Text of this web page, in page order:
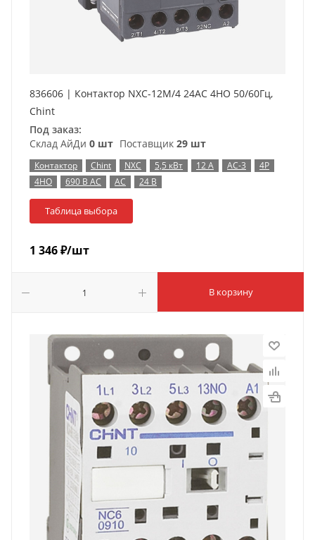
836606 | Контактор NXC-12M/4 24AC 4НO 50/60Гц,
Chint
Под заказ:
Склад АйДи 0 шт Поставщик 29 шт
Контактор Chint NXC 5,5 кВт 12 А AC-3
4P
4НО
690 В AC AC 24 В
Таблица выбора
1 346₽/шт
В корзину